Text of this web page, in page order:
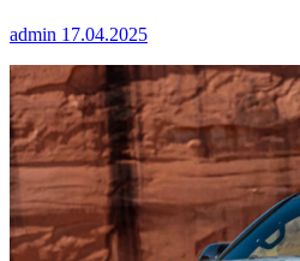
admin 17.04.2025